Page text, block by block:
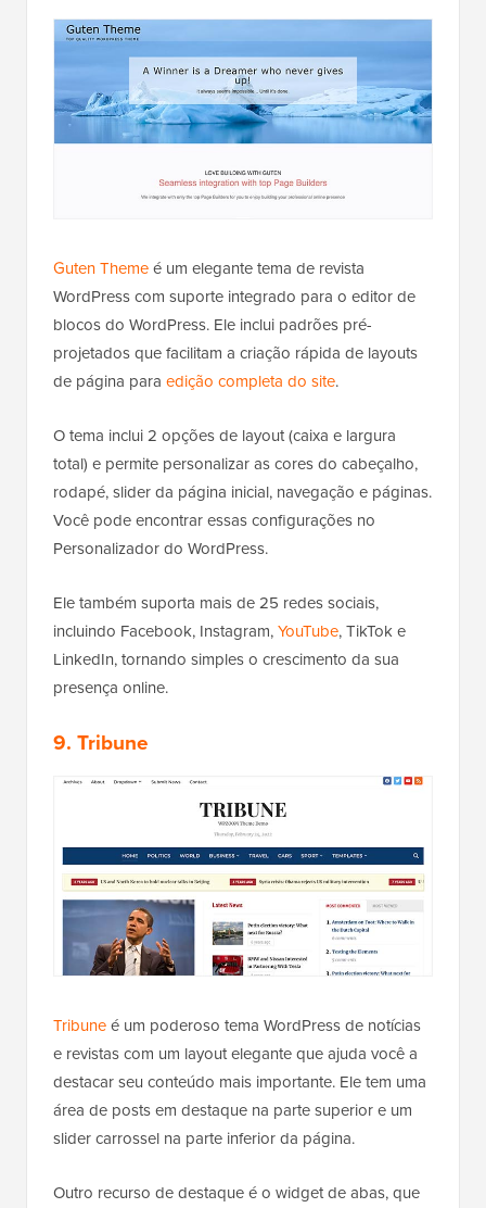
Guten Themeé um elegante tema de revista
WordPress com suporte integrado para o editor de
blocos do WordPress. Ele inclui padrões pré-
projetados que facilitam a criação rápida de layouts
de página para edição completa do site.
O tema inclui 2 opções de layout (caixa e largura
total) e permite personalizar as cores do cabeçalho,
rodapé, slider da página inicial, navegação e páginas.
Você pode encontrar essas configurações no
Personalizador do WordPress.
Ele também suporta mais de 25 redes sociais,
incluindo Facebook, Instagram,YouTube, TikTok e
LinkedIn, tornando simples o crescimento da sua
presença online.
9. Tribune
Tribuneé um poderoso tema WordPress de notícias
e revistas com um layout elegante que ajuda você a
destacar seu conteúdo mais importante. Ele tem uma
área de posts em destaque na parte superior e um
slider carrossel na parte inferior da página.
Outro recurso de destaque é o widget de abas, que